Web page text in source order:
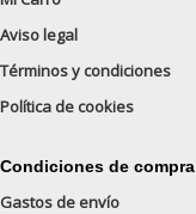
Aviso legal
Términos y condiciones
Política de cookies
Condiciones de compra
Gastos de envío